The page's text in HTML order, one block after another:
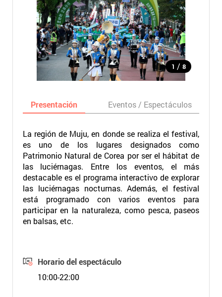
1 / 8
Presentación Eventos / Espectáculos
La región de Muju, en donde se realiza el festival,
es uno de los lugares designados como
Patrimonio Natural de Corea por ser el hábitat de
las luciérnagas. Entre los eventos, el más
destacable es el programa interactivo de explorar
las luciérnagas nocturnas. Además, el festival
está programado con varios eventos para
participar en la naturaleza, como pesca, paseos
en balsas, etc.
Horario del espectáculo
10:00-22:00